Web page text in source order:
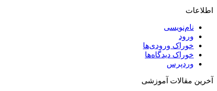
اطلاعات
نام‌نویسی
ورود
خوراک ورودی‌ها
خوراک دیدگاه‌ها
وردپرس
آخرین مقالات آموزشی